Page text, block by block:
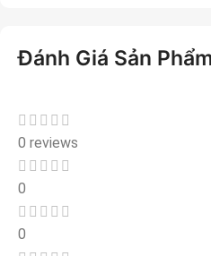
Đánh Giá Sản
0 reviews
0
0